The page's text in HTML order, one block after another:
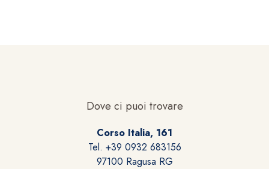
Dove ci puoi trovare
Corso Italia, 161
Tel. +39 0932 683156
97100 Ragusa RG